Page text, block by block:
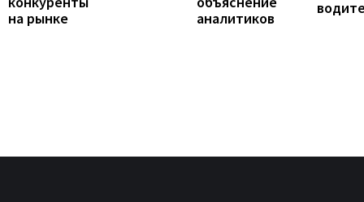
на рынке
аналитиков